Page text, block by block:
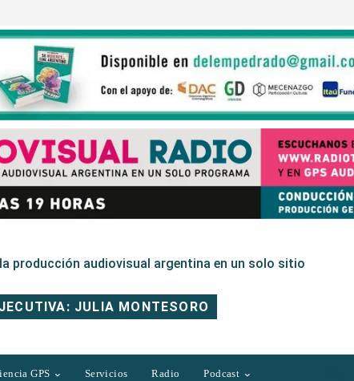
producción audiovisual argentina en un solo sitio
JULIA MONTESORO
GPS Servicios Radio Podcast